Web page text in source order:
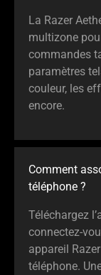
La Razer
multizone
commandes
paramètres
couleur, les
encore.
Comment
téléphone ?
Téléchargez
connectez-
appareil
téléphone.